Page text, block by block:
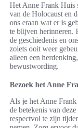
Het Anne Frank Huis
van de Holocaust en
ons eraan wat er is
te blijven herinneren.
de geschiedenis en
zoiets ooit weer
alleen een
bewustwording.
Bezoek het Anne
Als je het Anne
de betekenis van
respectvol te zijn